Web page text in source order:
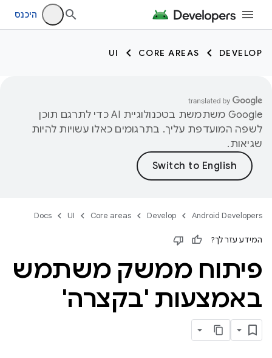
היכנס
DEVELOP
CORE AREAS
UI
‫Google משתמשת בטכנולוגיית AI כדי לתרגם תוכן
לשפה המועדפת עליך. בתרגומים כאלו עשויות להיות
שגיאות.
Android Developers
Develop
Core areas
UI
Docs
המידע עזר לך?
פיתוח ממשק משתמש
באמצעות 'בקצרה'